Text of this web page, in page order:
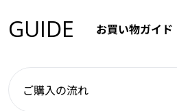
GUIDE お買い物ガイド
ご購入の流れ